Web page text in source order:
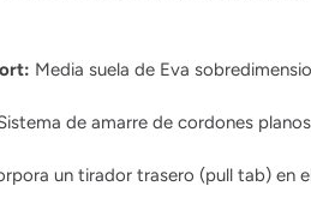
Media suela de Eva
de amarre de cordones
un tirador trasero (pull tab) en